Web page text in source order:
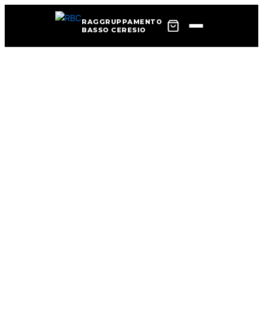
RAGGRUPPAMENTO
BASSO CERESIO